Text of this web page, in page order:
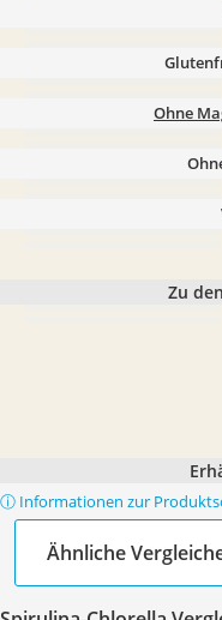
Ohne
Zu
ⓘ Informationen zur
Ähnliche